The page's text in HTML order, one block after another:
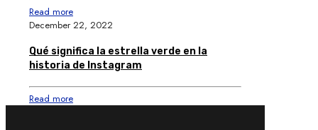
Read more
December 22, 2022
Qué significa la estrella verde en la
historia de Instagram
Read more